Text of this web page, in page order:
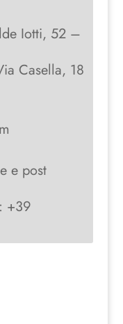
Iotti, 52 –
Casella, 18
e post
+39